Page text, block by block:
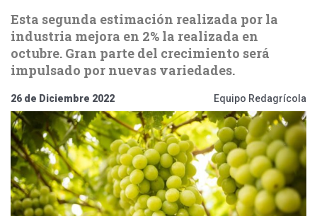
Esta segunda estimación realizada por la
industria mejora en 2% la realizada en
octubre. Gran parte del crecimiento será
impulsado por nuevas variedades.
26 de Diciembre 2022 Equipo Redagrícola